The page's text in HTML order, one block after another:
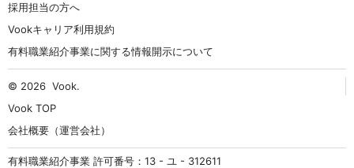
採用担当の方へ
Vookキャリア利用規約
有料職業紹介事業に関する情報開示について
© 2026 Vook.
Vook TOP
会社概要（運営会社）
有料職業紹介事業 許可番号：13 - ユ - 312611